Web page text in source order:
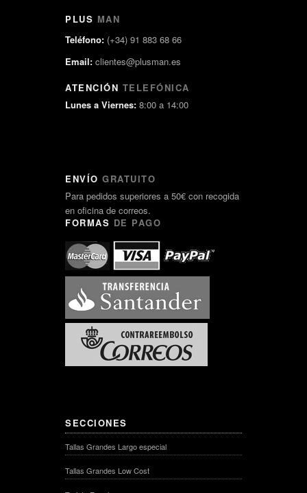
PLUS MAN
Teléfono: (+34) 91 883 68 66
Email: clientes@plusman.es
ATENCIÓN TELEFÓNICA
Lunes a Viernes: 8:00 a 14:00
ENVÍO GRATUITO
Para pedidos superiores a 50€ con recogida
en oficina de correos.
FORMAS DE PAGO
SECCIONES
Tallas Grandes Largo especial
Tallas Grandes Low Cost